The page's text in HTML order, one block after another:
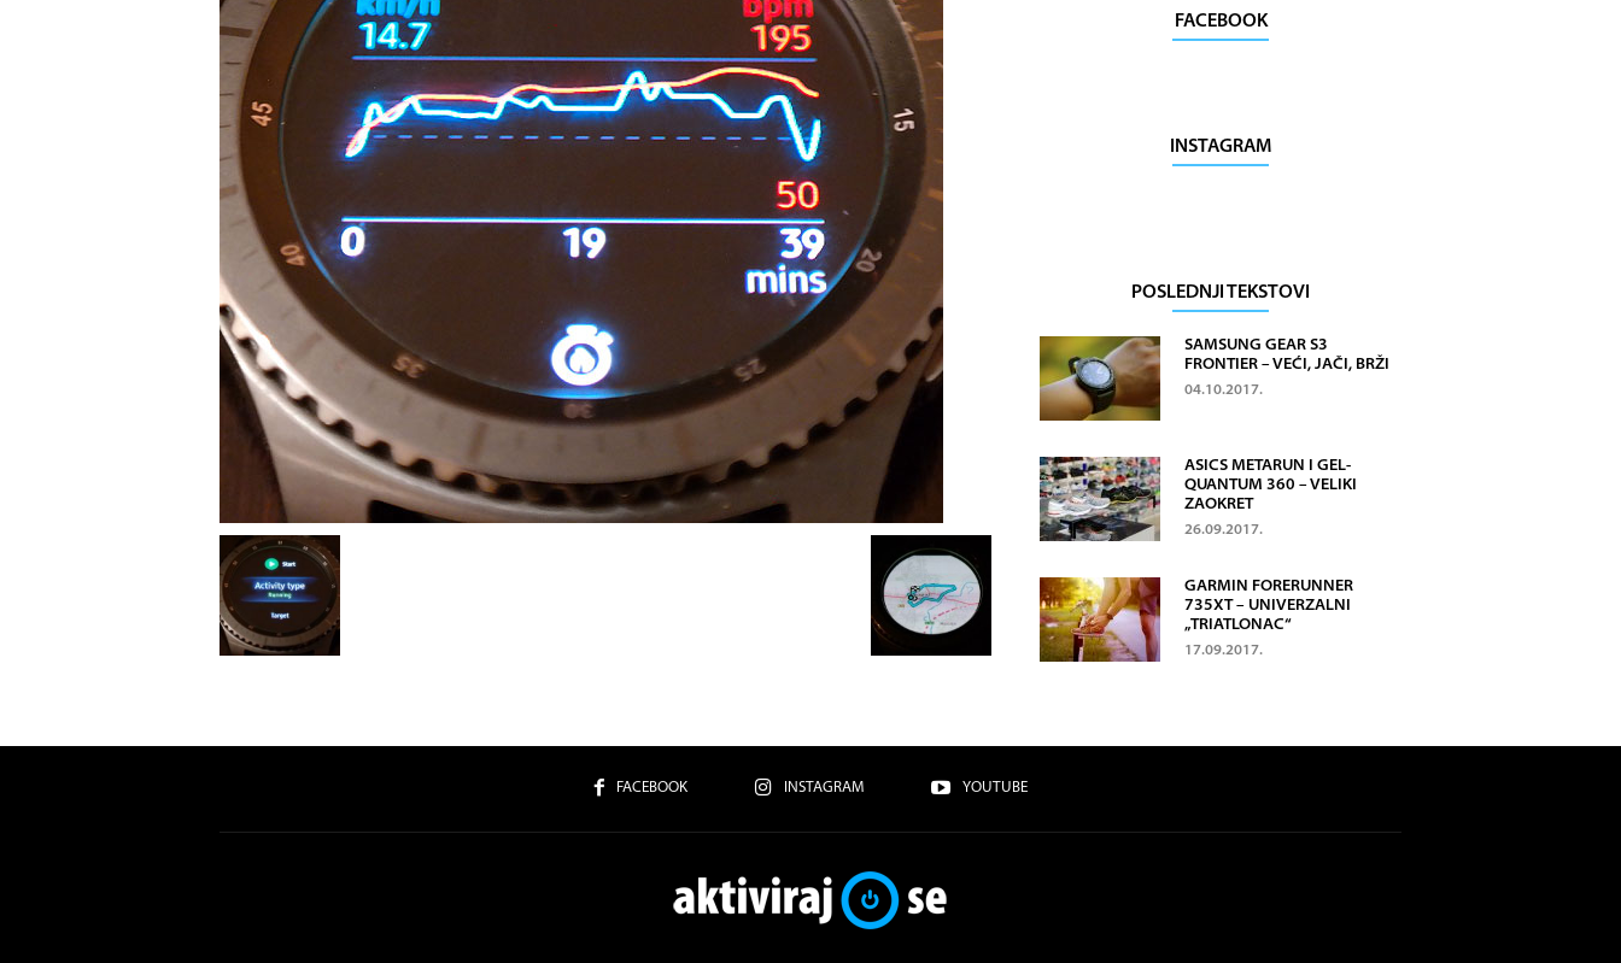
FACEBOOK
INSTAGRAM
POSLEDNJI TEKSTOVI
SAMSUNG GEAR S3
FRONTIER – VEĆI, JAČI, BRŽI
04.10.2017.
ASICS METARUN I GEL-
QUANTUM 360 – VELIKI
ZAOKRET
26.09.2017.
GARMIN FORERUNNER
735XT – UNIVERZALNI
„TRIATLONAC“
17.09.2017.
FACEBOOK INSTAGRAM YOUTUBE